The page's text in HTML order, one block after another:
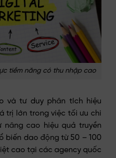
tiềm năng có thu nhập cao
và tư duy phân tích hiệu
trị lớn trong việc tối ưu chi
nâng cao hiệu quả truyền
biến dao động từ 50 – 100
cao tại các agency quốc